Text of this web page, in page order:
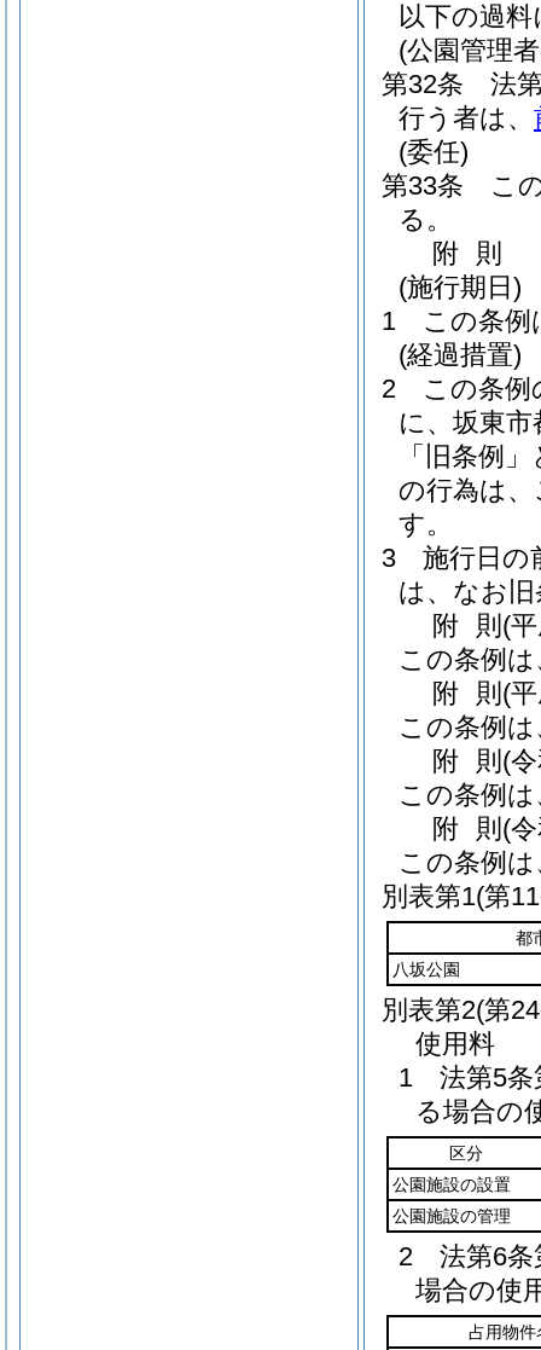
以下の過
(公園管理
第32条
法
行う者は、
(委任)
第33条
こ
る。
附 則
(施行期日)
1
この条例
(経過措置)
2
この条例
に、坂東
「旧条例
の行為は
す。
3
施行日の
は、なお
附 則 (
この条例
附 則 (
この条例
附 則 (
この条例
附 則 (
この条例
別表第1(第
都
八坂公園
別表第2(第
使用料
1 法第5条
る場合の
区分
公園施設の設置
公園施設の管理
2 法第6条
場合の使
占用物件